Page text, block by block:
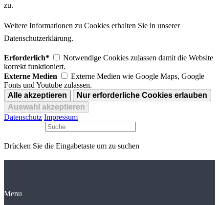
zu.
Weitere Informationen zu Cookies erhalten Sie in unserer
Datenschutzerklärung.
Erforderlich*
Notwendige Cookies zulassen damit die Website
korrekt funktioniert.
Externe Medien
Externe Medien wie Google Maps, Google
Fonts und Youtube zulassen.
Datenschutz Impressum
Drücken Sie die Eingabetaste um zu suchen
Menu